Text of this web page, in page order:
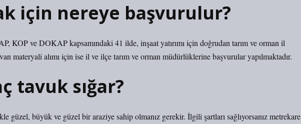
için nereye başvurulur?
KOP ve DOKAP kapsamındaki 41 ilde, inşaat yatırımı için doğrudan tarım ve orman il
materyali alımı için ise il ve ilçe tarım ve orman müdürlüklerine başvurular yapılmaktadır.
tavuk sığar?
güzel, büyük ve güzel bir araziye sahip olmanız gerekir. İlgili şartları sağlıyorsanız metrekare